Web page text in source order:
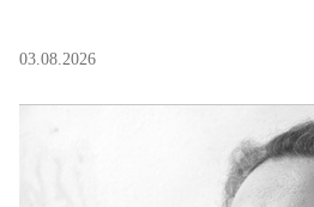
Ирана в ответ на
выразил благодарность за
молитвы о мире,
иранского народа. Он
03.08.2026